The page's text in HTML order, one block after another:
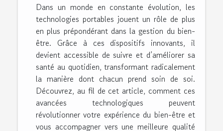
Dans un monde en constante évolution, les
technologies portables jouent un rôle de plus
en plus prépondérant dans la gestion du bien-
être. Grâce à ces dispositifs innovants, il
devient accessible de suivre et d’améliorer sa
santé au quotidien, transformant radicalement
la manière dont chacun prend soin de soi.
Découvrez, au fil de cet article, comment ces
avancées technologiques peuvent
révolutionner votre expérience du bien-être et
vous accompagner vers une meilleure qualité